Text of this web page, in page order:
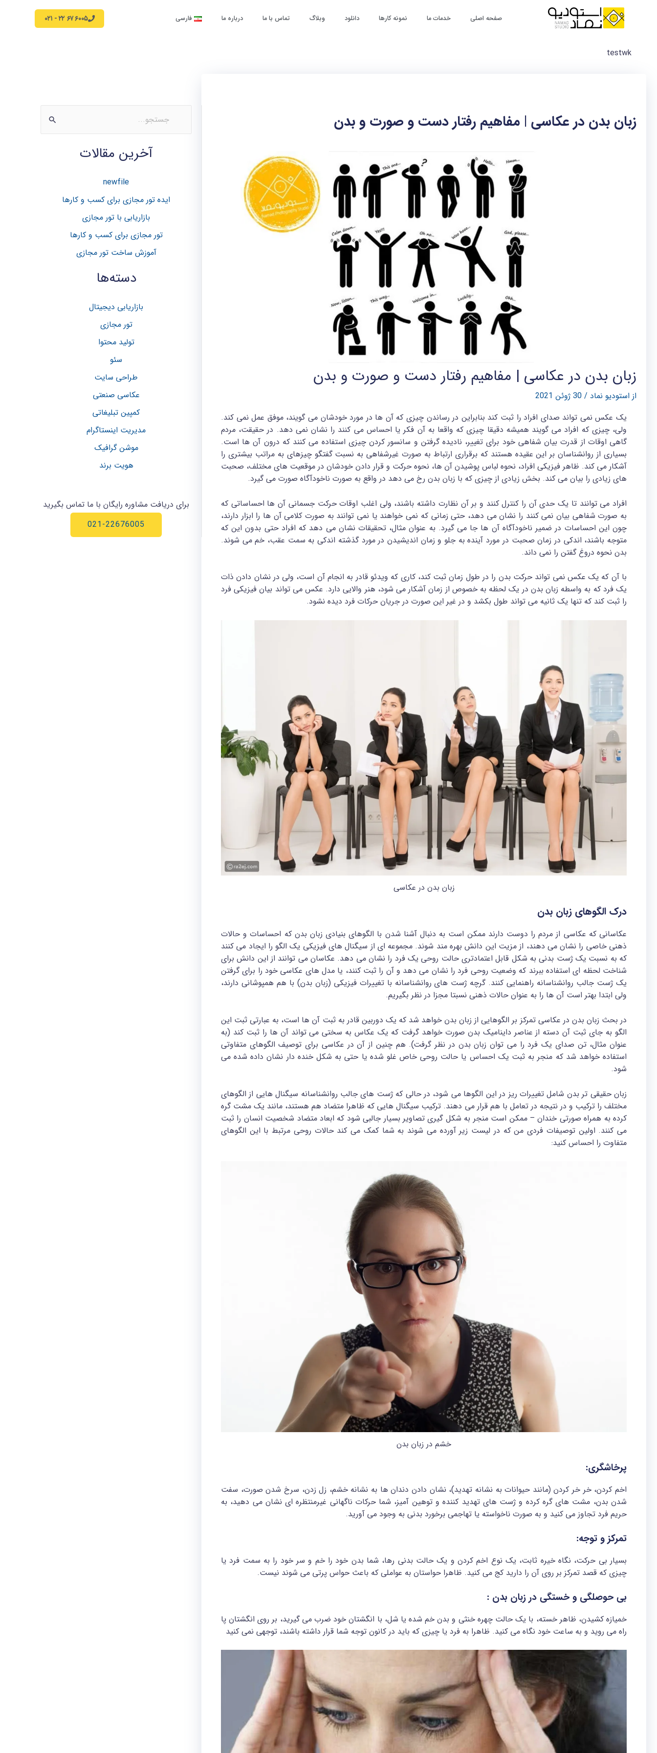
صفحه اصلی خدمات ما نمونه کارها دانلود وبلاگ تماس با ما درباره ما فارسی ۶۰۰۵ ۶۷ ۲۲ - ۰۲۱
testwk
زبان بدن در عکاسی | مفاهیم رفتار دست و صورت و بدن
زبان بدن در عکاسی | مفاهیم رفتار دست و صورت و بدن
از استودیو نماد / 30 ژوئن 2021
یک عکس نمی تواند صدای افراد را ثبت کند بنابراین در رساندن چیزی که آن ها در مورد خودشان می گویند، موفق عمل نمی کند.
ولی، چیزی که افراد می گویند همیشه دقیقا چیزی که واقعا به آن فکر یا احساس می کنند را نشان نمی دهد. در حقیقت، مردم
گاهی اوقات از قدرت بیان شفاهی خود برای تغییر، نادیده گرفتن و سانسور کردن چیزی استفاده می کنند که درون آن ها است.
بسیاری از روانشناسان بر این عقیده هستند که برقراری ارتباط به صورت غیرشفاهی به نسبت گفتگو چیزهای به مراتب بیشتری را
آشکار می کند. ظاهر فیزیکی افراد، نحوه لباس پوشیدن آن ها، نحوه حرکت و قرار دادن خودشان در موقعیت های مختلف، صحبت
های زیادی را بیان می کند. بخش زیادی از چیزی که با زبان بدن رخ می دهد در واقع به صورت ناخودآگاه صورت می گیرد.
افراد می توانند تا یک حدی آن را کنترل کنند و بر آن نظارت داشته باشند، ولی اغلب اوقات حرکت جسمانی آن ها احساساتی که
به صورت شفاهی بیان نمی کنند را نشان می دهد، حتی زمانی که نمی خواهند یا نمی توانند به صورت کلامی آن ها را ابزار دارند،
چون این احساسات در ضمیر ناخودآگاه آن ها جا می گیرد. به عنوان مثال، تحقیقات نشان می دهد که افراد حتی بدون این که
متوجه باشند، اندکی در زمان صحبت در مورد آینده به جلو و زمان اندیشیدن در مورد گذشته اندکی به سمت عقب، خم می شوند.
بدن نحوه دروغ گفتن را نمی داند.
با آن که یک عکس نمی تواند حرکت بدن را در طول زمان ثبت کند، کاری که ویدئو قادر به انجام آن است، ولی در نشان دادن ذات
یک فرد که به واسطه زبان بدن در یک لحظه به خصوص از زمان آشکار می شود، هنر والایی دارد. عکس می تواند بیان فیزیکی فرد
را ثبت کند که تنها یک ثانیه می تواند طول بکشد و در غیر این صورت در جریان حرکات فرد دیده نشود.
زبان بدن در عکاسی
درک الگوهای زبان بدن
عکاسانی که عکاسی از مردم را دوست دارند ممکن است به دنبال آشنا شدن با الگوهای بنیادی زبان بدن که احساسات و حالات
ذهنی خاصی را نشان می دهند، از مزیت این دانش بهره مند شوند. مجموعه ای از سیگنال های فیزیکی یک الگو را ایجاد می کنند
که به نسبت یک ژست بدنی به شکل قابل اعتمادتری حالت روحی یک فرد را نشان می دهد. عکاسان می توانند از این دانش برای
شناخت لحظه ای استفاده ببرند که وضعیت روحی فرد را نشان می دهد و آن را ثبت کنند، یا مدل های عکاسی خود را برای گرفتن
یک ژست جالب روانشناسانه راهنمایی کنند. گرچه ژست های روانشناسانه با تغییرات فیزیکی (زبان بدن) با هم همپوشانی دارند،
ولی ابتدا بهتر است آن ها را به عنوان حالات ذهنی نسبتا مجزا در نظر بگیریم.
در بحث زبان بدن در عکاسی تمرکز بر الگوهایی از زبان بدن خواهد شد که یک دوربین قادر به ثبت آن ها است، به عبارتی ثبت این
الگو به جای ثبت آن دسته از عناصر داینامیک بدن صورت خواهد گرفت که یک عکاس به سختی می تواند آن ها را ثبت کند (به
عنوان مثال، تن صدای یک فرد را می توان زبان بدن در نظر گرفت). هم چنین از آن در عکاسی برای توصیف الگوهای متفاوتی
استفاده خواهد شد که منجر به ثبت یک احساس یا حالت روحی خاص غلو شده یا حتی به شکل خنده دار نشان داده شده می
شود.
زبان حقیقی تر بدن شامل تغییرات ریز در این الگوها می شود، در حالی که ژست های جالب روانشناسانه سیگنال هایی از الگوهای
مختلف را ترکیب و در نتیجه در تعامل با هم قرار می دهند. ترکیب سیگنال هایی که ظاهرا متضاد هم هستند، مانند یک مشت گره
کرده به همراه صورتی خندان – ممکن است منجر به شکل گیری تصاویر بسیار جالبی شود که ابعاد متضاد شخصیت انسان را ثبت
می کنند. اولین توصیفات فردی من که در لیست زیر آورده می شوند به شما کمک می کند حالات روحی مرتبط با این الگوهای
متفاوت را احساس کنید:
خشم در زبان بدن
پرخاشگری:
اخم کردن، خر خر کردن (مانند حیوانات به نشانه تهدید)، نشان دادن دندان ها به نشانه خشم، زل زدن، سرخ شدن صورت، سفت
شدن بدن، مشت های گره کرده و ژست های تهدید کننده و توهین آمیز، شما حرکات ناگهانی غیرمنتظره ای نشان می دهید، به
حریم فرد تجاوز می کنید و به صورت ناخواسته یا تهاجمی برخورد بدنی به وجود می آورید.
تمرکز و توجه:
بسیار بی حرکت، نگاه خیره ثابت، یک نوع اخم کردن و یک حالت بدنی رها، شما بدن خود را خم و سر خود را به سمت فرد یا
چیزی که قصد تمرکز بر روی آن را دارید کج می کنید. ظاهرا حواستان به عواملی که باعث حواس پرتی می شوند نیست.
بی حوصلگی و خستگی در زبان بدن :
خمیازه کشیدن، ظاهر خسته، با یک حالت چهره خنثی و بدن خم شده یا شل، با انگشتان خود ضرب می گیرید، بر روی انگشتان پا
راه می روید و به ساعت خود نگاه می کنید. ظاهرا به فرد یا چیزی که باید در کانون توجه شما قرار داشته باشند، توجهی نمی کنید
س
آخرین مقالات
newfile
ایده تور مجازی برای کسب و کارها
بازاریابی با تور مجازی
تور مجازی برای کسب و کار‌ها
آموزش ساخت تور مجازی
دسته‌ها
بازاریابی دیجیتال
تور مجازی
تولید محتوا
سئو
طراحی سایت
عکاسی صنعتی
کمپین تبلیغاتی
مدیریت اینستاگرام
موشن گرافیک
هویت برند
برای دریافت مشاوره رایگان با ما تماس بگیرید
021-22676005